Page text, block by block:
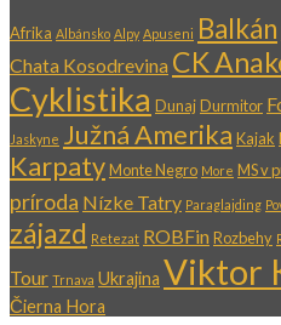
Afrika Albánsko Alpy Apuseni Balkán
Chata Kosodrevina CK
Cyklistika DunajDurmitor
Jaskyne Južná Amerika Kajak
KarpatyMonte Negro More MS v
príroda Nízke Tatry Paraglajding
zájazd Retezat ROBFin Rozbehy
Tour Trnava Ukrajina Viktor
Čierna Hora